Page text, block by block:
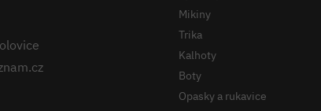
Mikiny
Trika
Kalhoty
Boty
Opasky a rukavice